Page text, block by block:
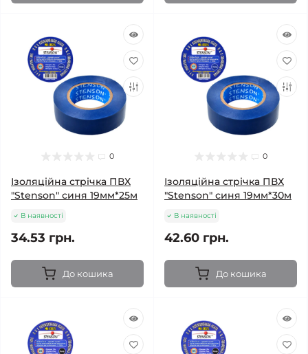
0
Ізоляційна стрічка ПВХ
"Stenson" синя 19мм*25м
В наявності
34.53 грн.
До кошика
0
Ізоляційна стрічка ПВХ
"Stenson" синя 19мм*30м
В наявності
42.60 грн.
До кошика